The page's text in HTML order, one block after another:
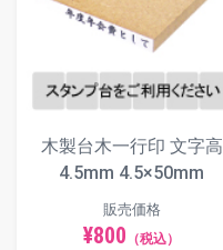
木製台木一行印 文字高
4.5mm 4.5×50mm
販売価格
¥800 （税込）